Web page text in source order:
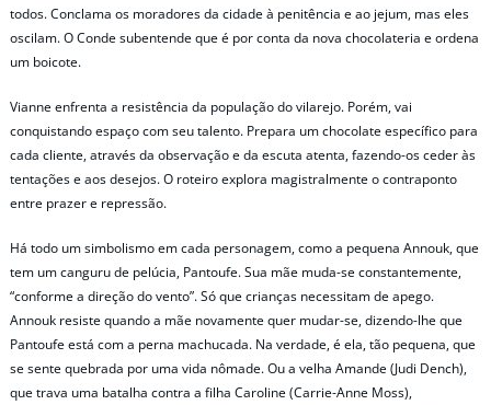
todos. Conclama os moradores da cidade à penitência e ao jejum, mas eles
oscilam. O Conde subentende que é por conta da nova chocolateria e ordena
um boicote.
Vianne enfrenta a resistência da população do vilarejo. Porém, vai
conquistando espaço com seu talento. Prepara um chocolate específico para
cada cliente, através da observação e da escuta atenta, fazendo-os ceder às
tentações e aos desejos. O roteiro explora magistralmente o contraponto
entre prazer e repressão.
Há todo um simbolismo em cada personagem, como a pequena Annouk, que
tem um canguru de pelúcia, Pantoufe. Sua mãe muda-se constantemente,
“conforme a direção do vento”. Só que crianças necessitam de apego.
Annouk resiste quando a mãe novamente quer mudar-se, dizendo-lhe que
Pantoufe está com a perna machucada. Na verdade, é ela, tão pequena, que
se sente quebrada por uma vida nômade. Ou a velha Amande (Judi Dench),
que trava uma batalha contra a filha Caroline (Carrie-Anne Moss),